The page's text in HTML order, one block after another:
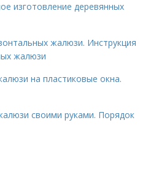
изготовление деревянных
жалюзи. Инструкция
жалюзи
на пластиковые окна.
своими руками. Порядок